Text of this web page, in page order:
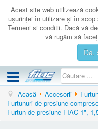
Acest site web utilizează
uşurinţei în utilizare şi în
Termeni si conditii. Dacă vă
vă rugăm să
Da,
COMPRESOARE
ACCESORII
Acasă Accesorii
Furtunuri de presiune
Furtun de presiune FIAC 1",